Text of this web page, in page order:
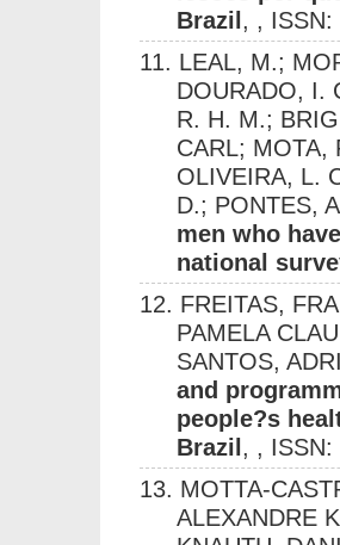
Brazil , , ISSN:
11. LEAL, M.;
DOURADO, I.
R. H. M.;
CARL; MOTA,
OLIVEIRA, L.
D.; PONTES,
men who
national
12. FREITAS,
PAMELA
SANTOS,
and
people?s
Brazil , , ISSN:
13. MOTTA-
ALEXANDRE